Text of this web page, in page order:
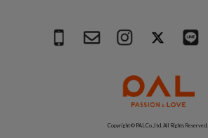
Copyright © PAL Co.,ltd. All Rights Reserved.